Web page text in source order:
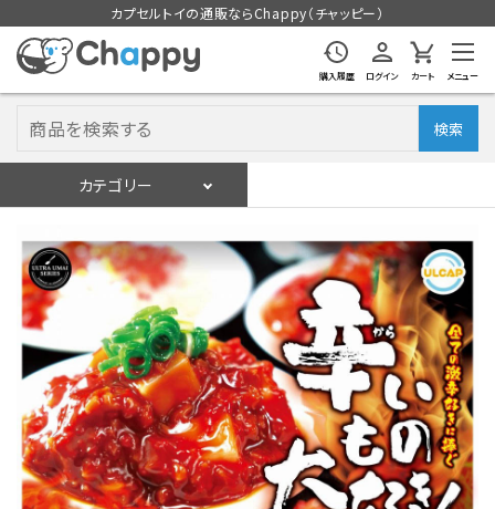
カプセルトイの通販ならChappy（チャッピー）
購入履歴 ログイン カート メニュー
検索
カテゴリー
ログイン 会員登録
入荷スケジュールをチェック
カプセルトイマシン本体
カプセルトイ
販促用空カプセル